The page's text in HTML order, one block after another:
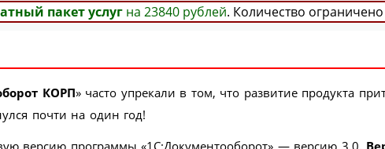
пакет услуг на 23840 рублей. Количество
КОРП» часто упрекали в том, что развитие продукта
почти на один год!
версию программы «1С:Документооборот» — версию 3.0.